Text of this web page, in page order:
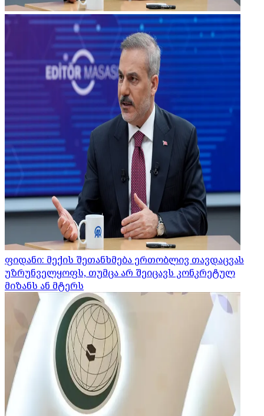
ფიდანი: მექის შეთანხმება ერთობლივ თავდაცვას
უზრუნველყოფს, თუმცა არ შეიცავს კონკრეტულ
მიზანს ან მტერს